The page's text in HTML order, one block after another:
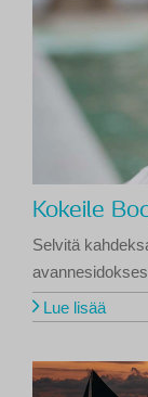
Kokeile
Selvitä
Lue lisää